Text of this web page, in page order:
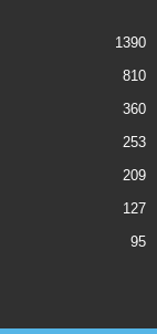
1390
810
360
253
209
127
95